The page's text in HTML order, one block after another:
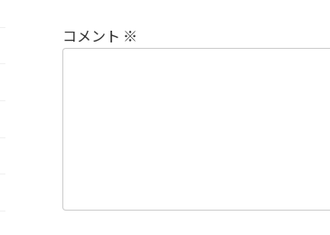
コメント ※